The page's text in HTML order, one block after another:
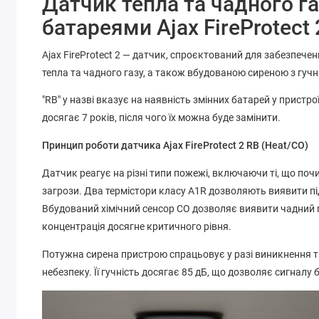
батареями Ajax FireProtect
Ajax FireProtect 2 — датчик, спроєктований для
тепла та чадного газу, а також вбудованою сиреною з
"RB" у назві вказує на наявність змінних батарей у
досягає 7 років, після чого їх можна буде замінити.
Принцип роботи датчика Ajax FireProtect 2 RB (Heat/CO)
Датчик реагує на різні типи пожежі, включаючи ті, що
загрози. Два термістори класу A1R дозволяють виявити
Вбудований хімічний сенсор CO дозволяє виявити
концентрація досягне критичного рівня.
Потужна сирена пристрою спрацьовує у разі
небезпеку. Її гучність досягає 85 дБ, що дозволяє сигналу